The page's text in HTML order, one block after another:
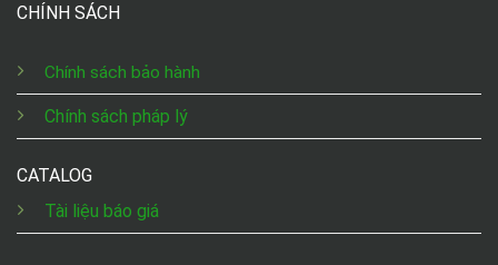
CHÍNH SÁCH
Chính sách bảo hành
Chính sách pháp lý
CATALOG
Tài liệu báo giá